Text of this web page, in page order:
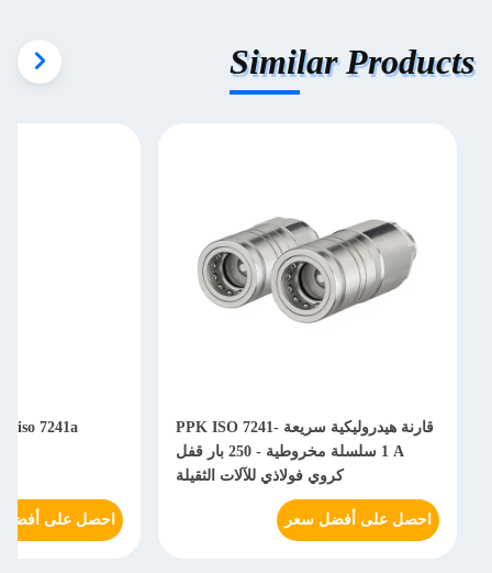
Similar Products
قارنة هيدروليكية سريعة PPK ISO 7241-
1 A سلسلة مخروطية - 250 بار قفل
كروي فولاذي للآلات الثقيلة
احصل على أفضل سعر احصل على